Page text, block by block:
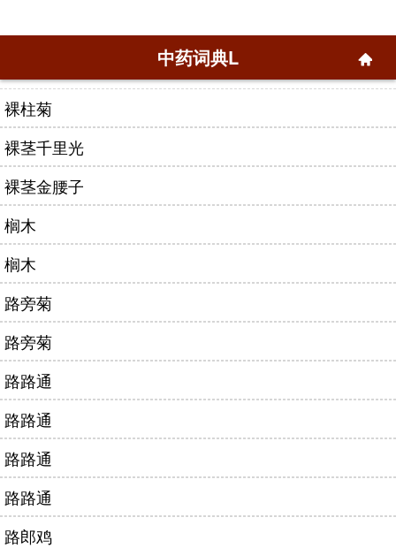
中药词典L
裸柱菊
裸茎千里光
裸茎金腰子
榈木
榈木
路旁菊
路旁菊
路路通
路路通
路路通
路路通
路郎鸡